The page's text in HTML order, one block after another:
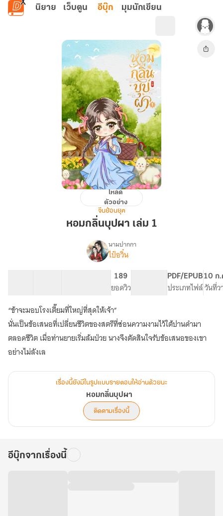
ข้ามไปยังเนื้อหาหลัก
นิยาย เว็บตูน อีบุ๊ก มุมนักเขียน
บุปผา
โหลด
ตัวอย่าง
จีนย้อนยุค
หอมกลิ่นบุปผา เล่ม 1
เรื่อง
กลิ่น
บุปผา
นามปากกา
ไป๋อวิ๋น
189
ยอดวิว
PDF/EPUB
ประเภทไฟล์
10 ก
วันที่ว
“ข้าจะมอบโรงเตี๊ยมที่ใหญ่ที่สุดให้เจ้า”
นั่นเป็นข้อเสนอที่เปลี่ยนชีวิตของสตรีที่ซ่อนความงามไว้ใต้ปานดำมา
ตลอดชีวิต เมื่อท่านยายเริ่มล้มป่วย นางจึงตัดสินใจรับข้อเสนอของเขา
อย่างไม่ลังเล
เรื่องนี้ยังมีในรูปแบบรายตอนให้อ่านด้วยนะ
หอมกลิ่นบุปผา
ติดตามเรื่องนี้
อีบุ๊กจากเรื่องนี้